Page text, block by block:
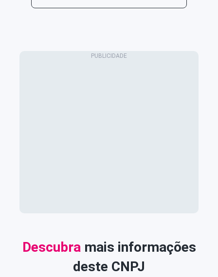
Descubra mais informações
deste CNPJ